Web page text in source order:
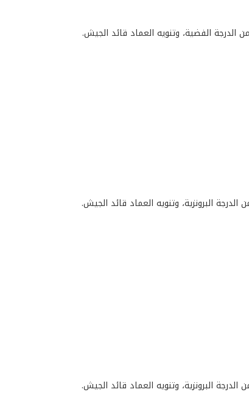
الفضية، وتنويه العماد قائد الجيش.
البرونزية، وتنويه العماد قائد الجيش.
البرونزية، وتنويه العماد قائد الجيش.